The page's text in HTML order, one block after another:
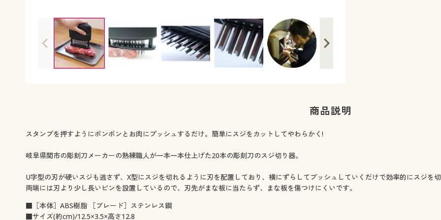
商品説明
スタンプを押すようにポンポンとお肉にプッシュするだけ。簡単にスジをカットしてやわらかく!
岐阜県関市の彫刻刀メーカーの熟練職人が一本一本仕上げた20本の彫刻刀のスジ切り器。
U字型の刃が硬いスジも逃さず、X型にスジを切れるように刃を配置しており、横にずらしてプッシュしていくだけで効率的にスジを切
両端には刃より少し長いピンを設置しているので、刃先がまな板に当たらず、まな板を傷つけにくいです。
■［本体］ABS樹脂 ［ブレード］ステンレス鋼
■サイズ(約cm)/12.5×3.5×高さ12.8